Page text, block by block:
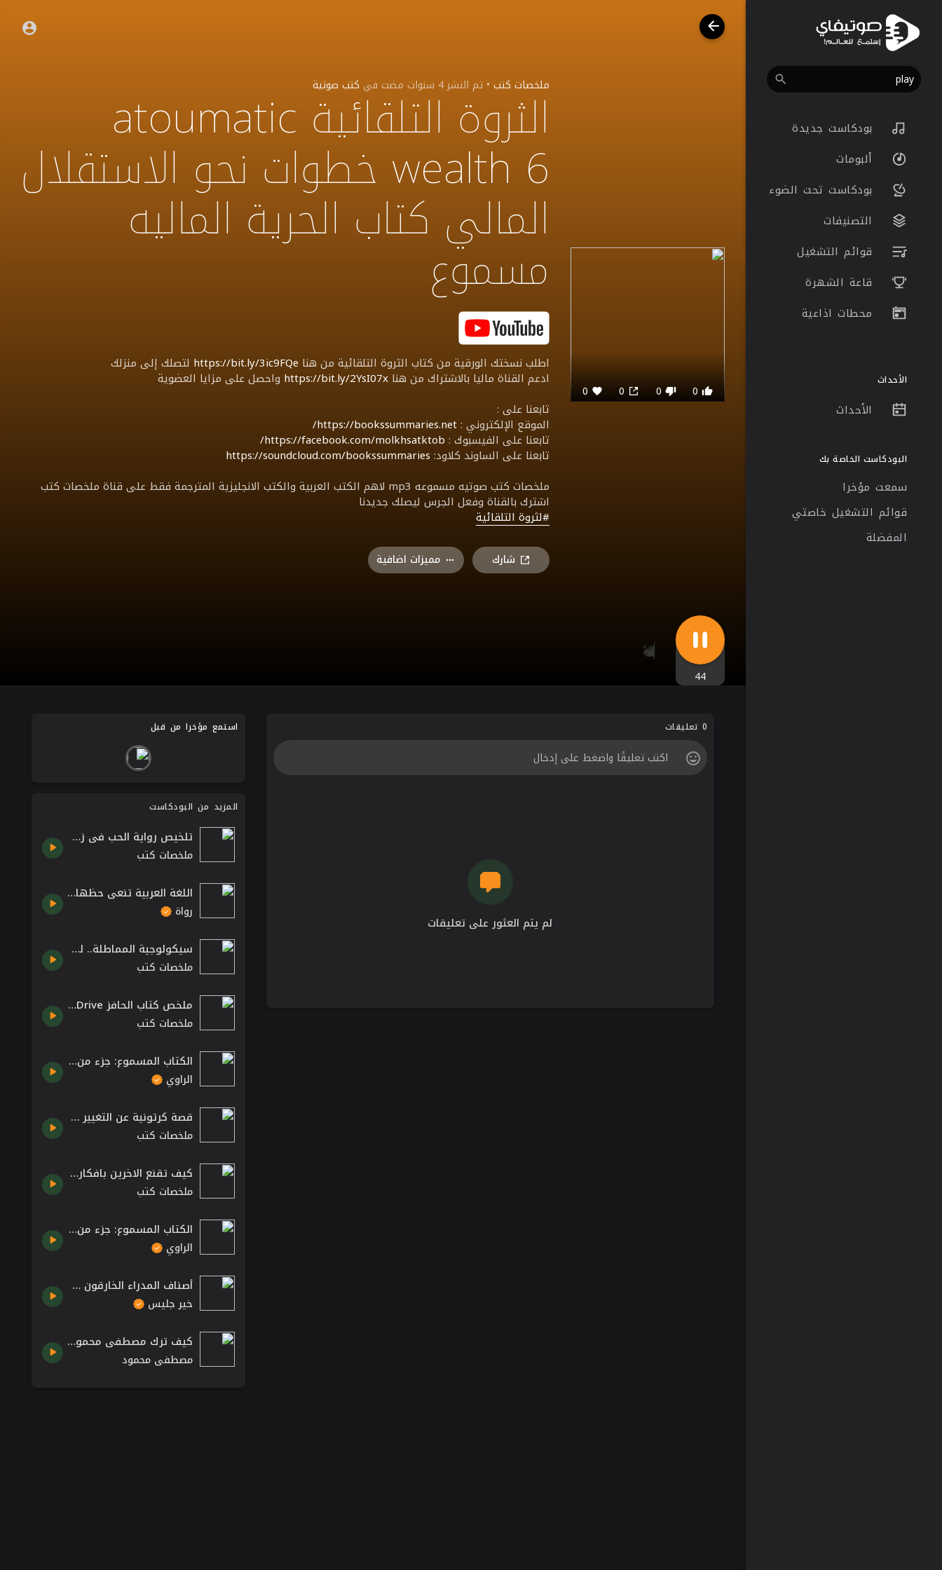
بودكاست جديدة
ألبومات
بودكاست تحت الضوء
التصنيفات
قوائم التشغيل
قاعة الشهرة
محطات اذاعية
الأحداث
الأحداث
البودكاست الخاصة بك
سمعت مؤخرا
قوائم التشغيل خاصتي
المفضلة
0
0
ملخصات كتب • تم النشر4 سنوات مضت في كتب صوتية الثروة التلقائية atoumatic
wealth 6 خطوات نحو الاستقلال
المالي كتاب الحرية الماليه
مسموع
اطلب نسختك الورقية من كتاب الثروة التلقائية من هنا https://bit.ly/3ic9FQe لتصلك إلى منزلك
ادعم القناة ماليا بالاشتراك من هنا https://bit.ly/2YsI07x واحصل على مزايا العضوية
تابعنا على :
الموقع الإلكتروني :https://bookssummaries.net/
تابعنا على الفيسبوك : https://facebook.com/molkhsatktob/
تابعنا على الساوند كلاود: https://soundcloud.com/bookssummaries
ملخصات كتب صوتيه مسموعه mp3 لاهم الكتب العربية والكتب الانجليزية المترجمة فقط على قناة ملخصات كتب
اشترك بالقناة وفعل الجرس ليصلك جديدنا
#لثروة التلقائية
شارك مميزات اضافية
44
0 تعليقات
لم يتم العثور على تعليقات
استمع مؤخرا من قبل
المزيد من البودكاست
تلخيص رواية الحب في زمن الكوليرا غابرييل غارسيا ماركيز روايات عالمية
ملخصات كتب
اللغة العربية تنعى حظها - حافظ إبراهيم
رواة
سيكولوجية المماطلة.. لماذا يؤجل الناس أعمالهم حتى آخر لحظة؟ كتب صوتية مسموعة
ملخصات كتب
ملخص كتاب الحافز Drive دانيال اتش بينك
ملخصات كتب
الكتاب المسموع: جزء من كتاب نعمة الشفاء /كتب مسموعة من تطبيق الراوي
الراوي
قصة كرتونية عن التغيير | من الذي حرك قطعة الجبن الخاصة بي؟ تخلى عن الماضي ليأتيك المستقبل
ملخصات كتب
كيف تقنع الاخرين بافكارك ملخص كتاب افكار وجدت لتبقى
ملخصات كتب
الكتاب المسموع: جزء من ملخص كتاب المدن و المتاحف والقوة الناعمة /كتب مسموعة من تطبيق الراوي
الراوي
أصناف المدراء الخارقون – كتاب المدراء الخارقون بقلم سيدني فينكلستين
خير جليس
كيف ترك مصطفى محمود الطب ليصبح مفكراً وكاتباً عبقرياً
مصطفى محمود